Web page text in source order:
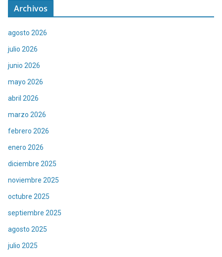
Archivos
agosto 2026
julio 2026
junio 2026
mayo 2026
abril 2026
marzo 2026
febrero 2026
enero 2026
diciembre 2025
noviembre 2025
octubre 2025
septiembre 2025
agosto 2025
julio 2025